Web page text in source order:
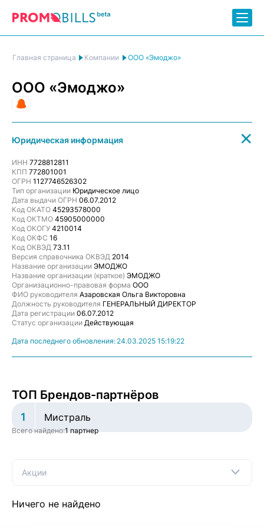
Главная страница Компании ООО «Эмоджо»
ООО «Эмоджо»
Юридическая информация
ИНН 7728812811
КПП 772801001
ОГРН 1127746526302
Тип организации Юридическое лицо
Дата выдачи ОГРН 06.07.2012
Код ОКАТО 45293578000
Код ОКТМО 45905000000
Код ОКОГУ 4210014
Код ОКФС 16
Код ОКВЭД 73.11
Версия справочника ОКВЭД 2014
Название организации ЭМОДЖО
Название организации (краткое) ЭМОДЖО
Организационно-правовая форма ООО
ФИО руководителя Азаровская Ольга Викторовна
Должность руководителя ГЕНЕРАЛЬНЫЙ ДИРЕКТОР
Дата регистрации 06.07.2012
Статус организации Действующая
Дата последнего обновления: 24.03.2025 15:19:22
ТОП Брендов-партнёров
1 Мистраль
Всего найдено:1 партнер
Акции
Ничего не найдено